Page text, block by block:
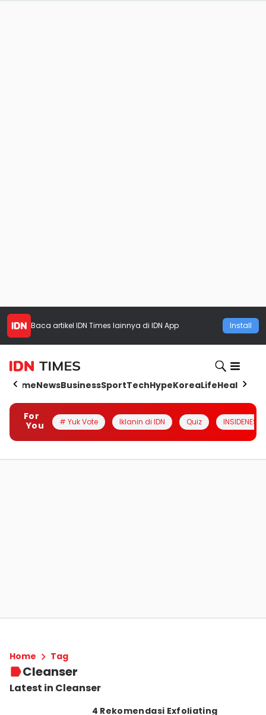
Baca artikel IDN Times lainnya di IDN App Install
HomeNewsBusinessSportTechHypeKoreaLifeHealth
For
You
# Yuk Vote Iklanin di IDN Quiz INSIDENESIA
Home Tag
Cleanser
Latest in Cleanser
4 Rekomendasi Exfoliating